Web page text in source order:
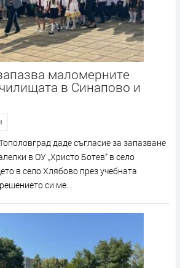
маломерните
в Синапово и
даде съгласие за запазване
в ОУ „Христо Ботев“ в село
в село Хлябово през учебната
си ме...